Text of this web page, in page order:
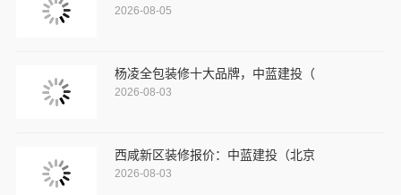
2026-08-05
杨凌全包装修十大品牌，中蓝建投（
2026-08-03
西咸新区装修报价：中蓝建投（北京
2026-08-03